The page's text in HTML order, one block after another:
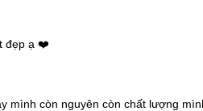
chuyển
đẹp ạ ❤️
mình còn nguyên còn chất lượng